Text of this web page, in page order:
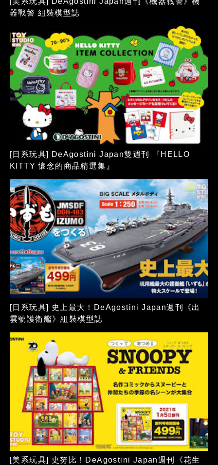
器戰警 組裝模型誌
[日系玩具] DeAgostini Japan雙週刊 『HELLO
KITTY 懷念的商品精選集』
[日系玩具] 史上最大！DeAgostini Japan週刊《出
雲號護衛艦》組裝模型誌
[美系玩具] 史努比！DeAgostini Japan週刊《花生